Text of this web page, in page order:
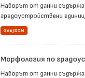
Наборът от данни
градоустройствени
GeoJSON
Морфология по
Наборът от данни